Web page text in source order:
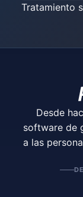
Tratamiento
Desde
software de
a las